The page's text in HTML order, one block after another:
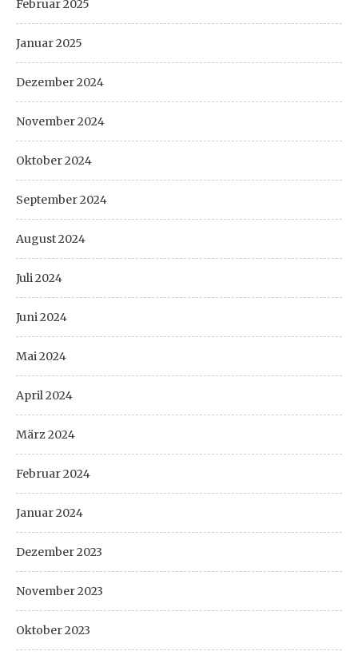
Februar 2025
Januar 2025
Dezember 2024
November 2024
Oktober 2024
September 2024
August 2024
Juli 2024
Juni 2024
Mai 2024
April 2024
März 2024
Februar 2024
Januar 2024
Dezember 2023
November 2023
Oktober 2023